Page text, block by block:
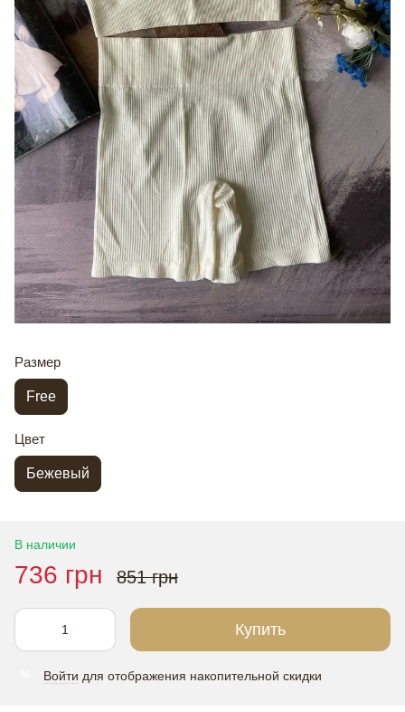
Размер
Free
Цвет
Бежевый
В наличии
736 грн 851 грн
Купить
Войти для отображения накопительной скидки